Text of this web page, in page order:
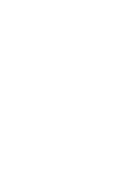
капитала